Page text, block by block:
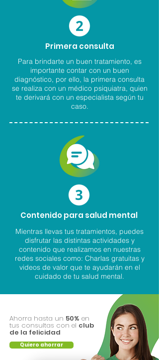
Primera consulta
Para brindarte un buen tratamiento, es
importante contar con un buen
diagnóstico, por ello, la primera consulta
se realiza con un médico psiquiatra, quien
te derivará con un especialista según tu
caso.
Contenido para salud mental
Mientras llevas tus tratamientos, puedes
disfrutar las distintas actividades y
contenido que realizamos en nuestras
redes sociales como: Charlas gratuitas y
videos de valor que te ayudarán en el
cuidado de tu salud mental.
Ahorra hasta un 50% en
tus consultas con el club
de la felicidad
Quiero ahorrar